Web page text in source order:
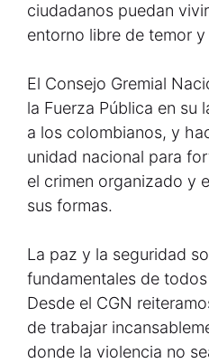
ciudadanos puedan
entorno libre de temor y
El Consejo Gremial
la Fuerza Pública en su
a los colombianos, y
unidad nacional para
el crimen organizado y
sus formas.
La paz y la seguridad
fundamentales de
Desde el CGN
de trabajar
donde la violencia no